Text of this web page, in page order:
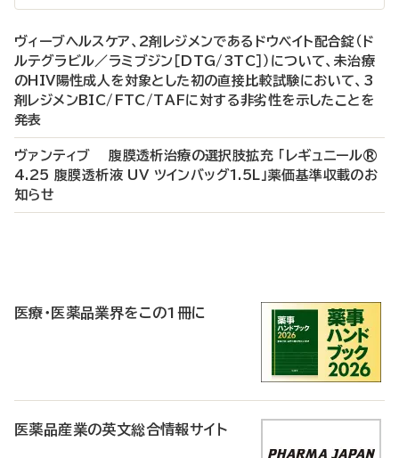
ヴィーブヘルスケア、2剤レジメンであるドウベイト配合錠（ド
ルテグラビル／ラミブジン［DTG/3TC］）について、未治療
のHIV陽性成人を対象とした初の直接比較試験において、3
剤レジメンBIC/FTC/TAFに対する非劣性を示したことを
発表
ヴァンティブ 腹膜透析治療の選択肢拡充 「レギュニール®
4.25 腹膜透析液 UV ツインバッグ1.5L」薬価基準収載のお
知らせ
医療・医薬品業界をこの1冊に
医薬品産業の英文総合情報サイト